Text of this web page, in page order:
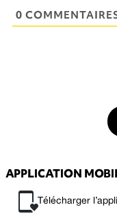
0
APPLICATION
Télécharger